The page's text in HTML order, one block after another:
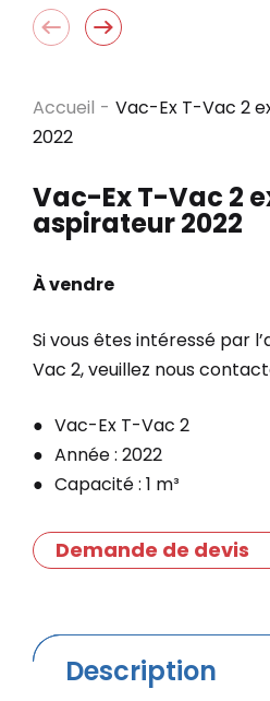
Accueil - Vac-Ex T-Vac 2
2022
Vac-Ex T-Vac 2
aspirateur 2022
À vendre
Si vous êtes intéressé par
Vac 2, veuillez nous
Vac-Ex T-Vac 2
Année : 2022
Capacité : 1 m³
Demande de devis
Description